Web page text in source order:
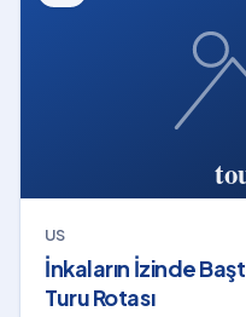
US
İnkaların İzinde
Turu Rotası